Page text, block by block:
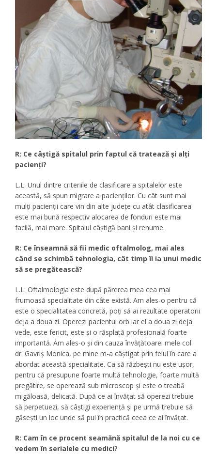
R: Ce câştigă spitalul prin faptul că tratează şi alţi
pacienţi?
L.L: Unul dintre criteriile de clasificare a spitalelor este
această, să spun migrare a pacienţilor. Cu cât sunt mai
mulţi pacienţii care vin din alte judeţe cu atât clasificarea
este mai bună respectiv alocarea de fonduri este mai
facilă, mai mare. Spitalul câştigă bani şi renume.
R: Ce înseamnă să fii medic oftalmolog, mai ales
când se schimbă tehnologia, cât timp îi ia unui medic
să se pregătească?
L.L: Oftalmologia este după părerea mea cea mai
frumoasă specialitate din câte există. Am ales-o pentru că
este o specialitatea concretă, poţi să ai rezultate operatorii
deja a doua zi. Operezi pacientul orb iar el a doua zi deja
vede, este fericit, este şi o răsplată profesională foarte
importantă. Am ales-o şi din cauza învăţătoarei mele col.
dr. Gavriş Monica, pe mine m-a câştigat prin felul în care a
abordat această specialitate. Ca să răzbeşti nu este uşor,
pentru că presupune foarte multă tehnologie, foarte multă
pregătire, se operează sub microscop şi este o treabă
migăloasă, delicată. După ce ai învăţat să operezi trebuie
să perpetuezi, să câştigi experienţă şi pe urmă trebuie să
găseşti un loc unde să pui în practică ceea ce ai învăţat.
R: Cam în ce procent seamănă spitalul de la noi cu ce
vedem în serialele cu medici?